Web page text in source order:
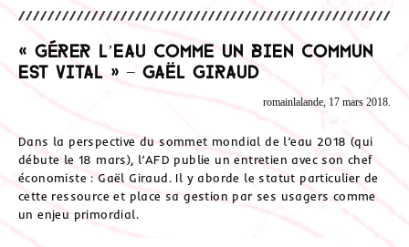
« Gérer l’eau comme un bien commun
est vital » – Gaël Giraud
romainlalande, 17 mars 2018.
Dans la perspective du sommet mondial de l’eau 2018 (qui
débute le 18 mars), l’AFD publie un entretien avec son chef
économiste : Gaël Giraud. Il y aborde le statut particulier de
cette ressource et place sa gestion par ses usagers comme
un enjeu primordial.